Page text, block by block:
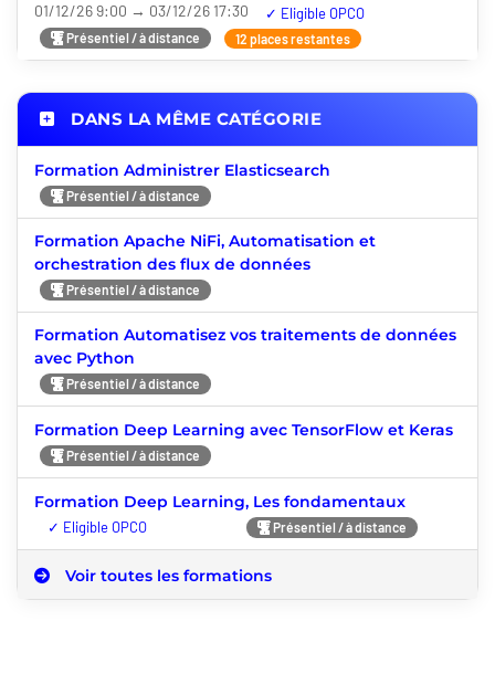
01/12/26 9:00 → 03/12/26 17:30
Présentiel / à distance
12 places restantes
DANS LA MÊME CATÉGORIE
Formation Administrer Elasticsearch
Présentiel / à distance
Formation Apache NiFi, Automatisation et
orchestration des flux de données
Présentiel / à distance
Formation Automatisez vos traitements de données
avec Python
Présentiel / à distance
Formation Deep Learning avec TensorFlow et Keras
Présentiel / à distance
Formation Deep Learning, Les fondamentaux
Présentiel / à distance
Voir toutes les formations